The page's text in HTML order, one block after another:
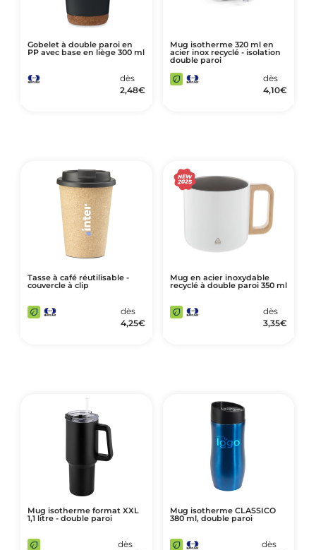
Gobelet à double paroi en
PP avec base en liège 300 ml
dès
2,48€
Mug isotherme 320 ml en
acier inox recyclé - isolation
double paroi
dès
4,10€
Tasse à café réutilisable -
couvercle à clip
dès
4,25€
Mug en acier inoxydable
recyclé à double paroi 350 ml
dès
3,35€
Mug isotherme format XXL
1,1 litre - double paroi
dès
Mug isotherme CLASSICO
380 ml, double paroi
dès